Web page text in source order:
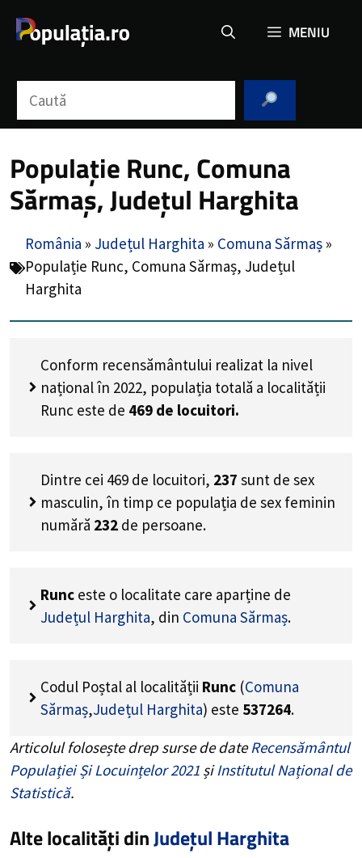
MENIU
Populație Runc, Comuna
Sărmaș, Județul Harghita
România » Județul Harghita » Comuna Sărmaș »
Populație Runc, Comuna Sărmaș, Județul
Harghita
Conform recensământului realizat la nivel
național în 2022, populația totală a localității
Runc este de 469 de locuitori.
Dintre cei 469 de locuitori, 237 sunt de sex
masculin, în timp ce populația de sex feminin
numără 232 de persoane.
Runc este o localitate care aparține de
Județul Harghita, din Comuna Sărmaș.
Codul Poștal al localității Runc (Comuna
Sărmaș,Județul Harghita) este 537264.
Articolul folosește drep surse de dateRecensământul
Populației Și Locuințelor 2021 șiInstitutul Național de
Statistică.
Alte localități dinJudețul Harghita